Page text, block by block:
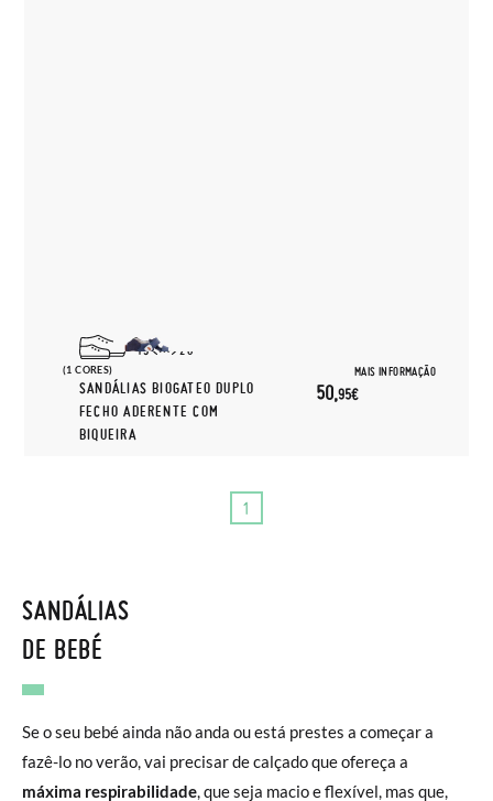
(1 CORES) MAIS INFORMAÇÃO
19 20
SANDÁLIAS BIOGATEO DUPLO
FECHO ADERENTE COM
BIQUEIRA
50,95€
1
SANDÁLIAS
DE BEBÉ
Se o seu bebé ainda não anda ou está prestes a começar a
fazê-lo no verão, vai precisar de calçado que ofereça a
máxima respirabilidade, que seja macio e flexível, mas que,